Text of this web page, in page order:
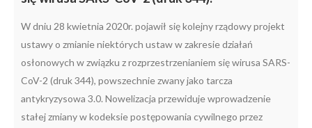
W dniu 28 kwietnia 2020r. pojawił się kolejny rządowy projekt
ustawy o zmianie niektórych ustaw w zakresie działań
osłonowych w związku z rozprzestrzenianiem się wirusa SARS-
CoV-2 (druk 344), powszechnie zwany jako tarcza
antykryzysowa 3.0. Nowelizacja przewiduje wprowadzenie
stałej zmiany w kodeksie postępowania cywilnego przez